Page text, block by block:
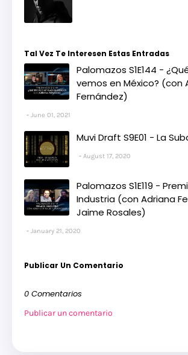
Tal Vez Te Interesen Estas Entradas
Palomazos S1E144 -
vemos en México? (con
Fernández)
June 01, 2021
Muvi Draft S9E01 - La
August 17, 2020
Palomazos S1E119 -
Industria (con Adriana
Jaime Rosales)
January 21, 2020
Publicar Un Comentario
0 Comentarios
Publicar un comentario